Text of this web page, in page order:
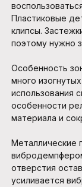
Пластиковые
клипсы.
поэтому нужно
Особенность
много
использования
особенности
материала и
Металлические
отверстия
усиливается